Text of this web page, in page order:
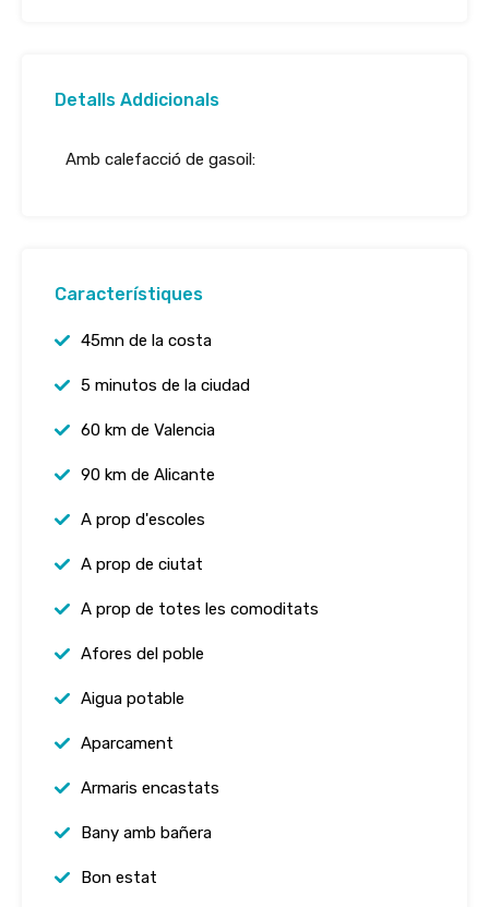
Detalls Addicionals
Amb calefacció de gasoil:
Característiques
45mn de la costa
5 minutos de la ciudad
60 km de Valencia
90 km de Alicante
A prop d'escoles
A prop de ciutat
A prop de totes les comoditats
Afores del poble
Aigua potable
Aparcament
Armaris encastats
Bany amb bañera
Bon estat